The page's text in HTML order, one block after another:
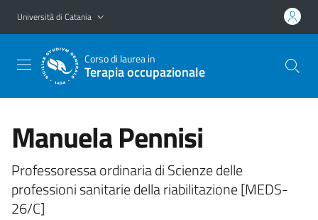
Vai al contenuto principale
Vai al menu di navigazione
Università di Catania
Corso di laurea in
Terapia occupazionale
Manuela Pennisi
Professoressa ordinaria di Scienze delle
professioni sanitarie della riabilitazione [MEDS-
26/C]